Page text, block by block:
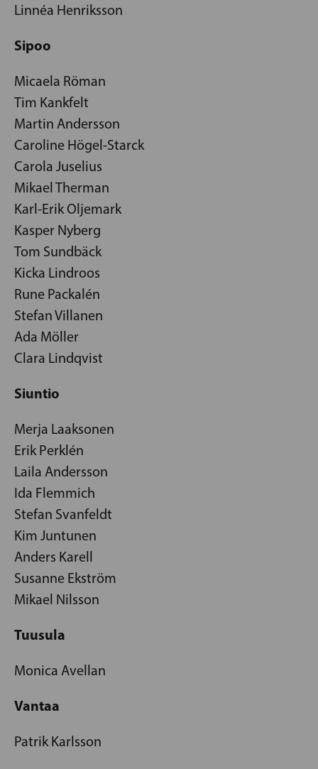
Linnéa Henriksson
Sipoo
Micaela Röman
Tim Kankfelt
Martin Andersson
Caroline Högel-Starck
Carola Juselius
Mikael Therman
Karl-Erik Oljemark
Kasper Nyberg
Tom Sundbäck
Kicka Lindroos
Rune Packalén
Stefan Villanen
Ada Möller
Clara Lindqvist
Siuntio
Merja Laaksonen
Erik Perklén
Laila Andersson
Ida Flemmich
Stefan Svanfeldt
Kim Juntunen
Anders Karell
Susanne Ekström
Mikael Nilsson
Tuusula
Monica Avellan
Vantaa
Patrik Karlsson